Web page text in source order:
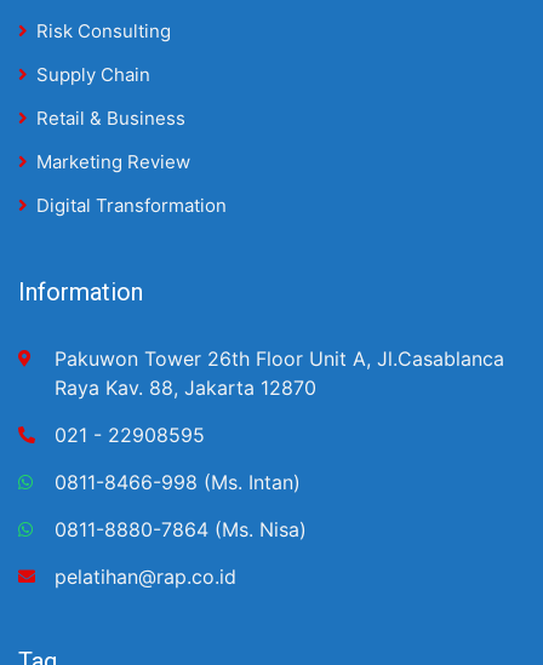
Risk Consulting
Supply Chain
Retail & Business
Marketing Review
Digital Transformation
Information
Pakuwon Tower 26th Floor Unit A, Jl.Casablanca
Raya Kav. 88, Jakarta 12870
021 - 22908595
0811-8466-998 (Ms. Intan)
0811-8880-7864 (Ms. Nisa)
pelatihan@rap.co.id